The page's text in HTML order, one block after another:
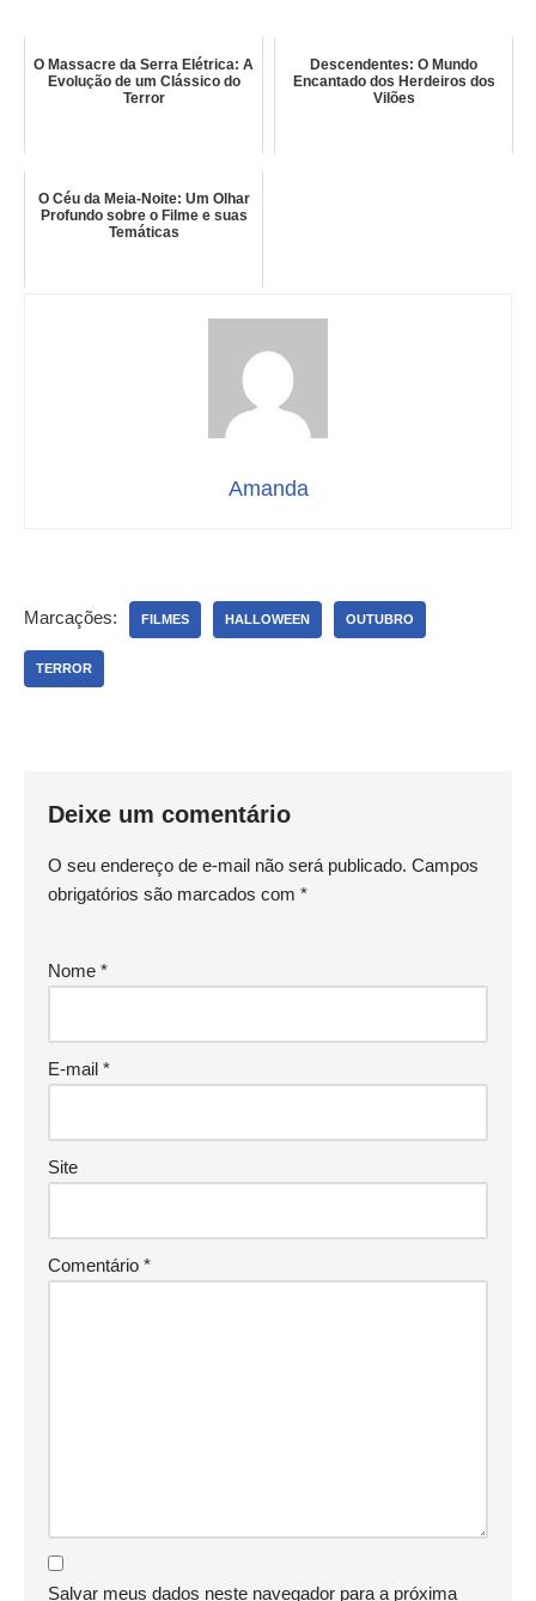
O Massacre da Serra Elétrica: A
Evolução de um Clássico do
Terror
Descendentes: O Mundo
Encantado dos Herdeiros dos
Vilões
O Céu da Meia-Noite: Um Olhar
Profundo sobre o Filme e suas
Temáticas
Amanda
Marcações: FILMES HALLOWEEN OUTUBRO
TERROR
Deixe um comentário
O seu endereço de e-mail não será publicado. Campos
obrigatórios são marcados com *
Nome *
E-mail *
Site
Comentário *
Salvar meus dados neste navegador para a próxima